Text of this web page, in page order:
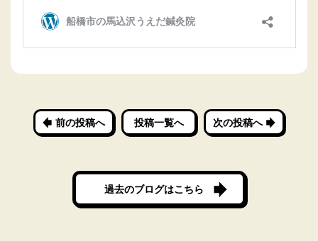
前の投稿へ 投稿一覧へ 次の投稿へ
過去のブログはこちら